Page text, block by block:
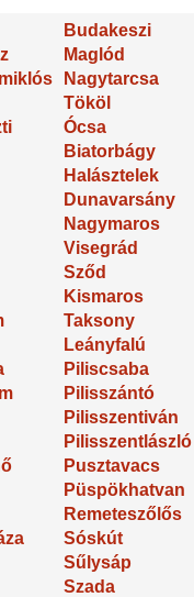
Budakeszi
Maglód
Nagytarcsa
Tököl
Ócsa
Biatorbágy
Halásztelek
Dunavarsány
Nagymaros
Visegrád
Sződ
Kismaros
Taksony
Leányfalú
Piliscsaba
Pilisszántó
Pilisszentiván
Pilisszentlászló
Pusztavacs
Püspökhatvan
Remeteszőlős
Sóskút
Sűlysáp
Szada